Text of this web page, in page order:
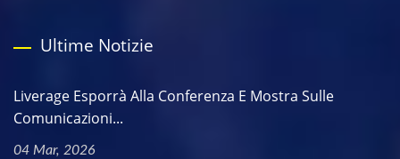
Ultime Notizie
Liverage Esporrà Alla Conferenza E Mostra Sulle
Comunicazioni...
04 Mar, 2026